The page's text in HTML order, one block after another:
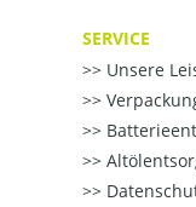
SERVICE
Unsere